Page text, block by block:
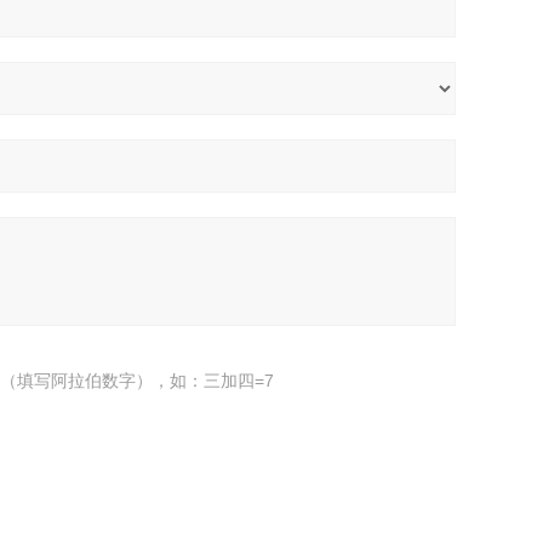
填写阿拉伯数字），如：三加四=7